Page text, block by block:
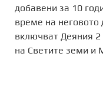
добавени за 10
време на неговото
включват Деяния 2
на Светите земи и